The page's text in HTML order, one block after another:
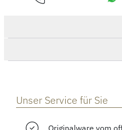
Unser Service für Sie
Originalware vom